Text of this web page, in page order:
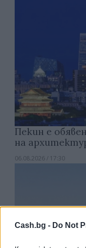
Cash.bg - Do Not
Пекин е
на
06.08.2026 / 17:30